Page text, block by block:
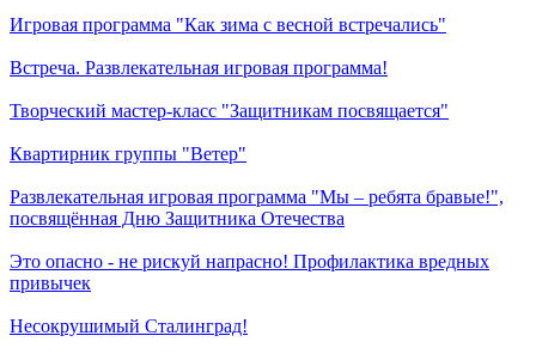
Игровая программа "Как зима с весной встречались"
Встреча. Развлекательная игровая программа!
Творческий мастер-класс "Защитникам посвящается"
Квартирник группы "Ветер"
Развлекательная игровая программа "Мы – ребята бравые!",
посвящённая Дню Защитника Отечества
Это опасно - не рискуй напрасно! Профилактика вредных
привычек
Несокрушимый Сталинград!